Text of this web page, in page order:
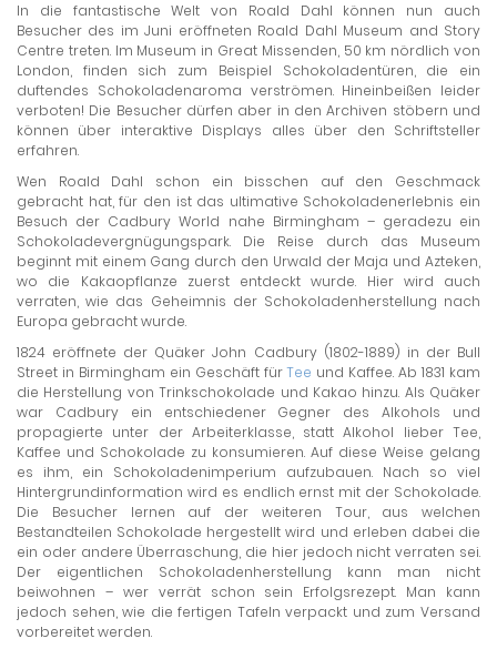
In die fantastische Welt von Roald Dahl können nun auch
Besucher des im Juni eröffneten Roald Dahl Museum and Story
Centre treten. Im Museum in Great Missenden, 50 km nördlich von
London, finden sich zum Beispiel Schokoladentüren, die ein
duftendes Schokoladenaroma verströmen. Hineinbeißen leider
verboten! Die Besucher dürfen aber in den Archiven stöbern und
können über interaktive Displays alles über den Schriftsteller
erfahren.
Wen Roald Dahl schon ein bisschen auf den Geschmack
gebracht hat, für den ist das ultimative Schokoladenerlebnis ein
Besuch der Cadbury World nahe Birmingham – geradezu ein
Schokoladevergnügungspark. Die Reise durch das Museum
beginnt mit einem Gang durch den Urwald der Maja und Azteken,
wo die Kakaopflanze zuerst entdeckt wurde. Hier wird auch
verraten, wie das Geheimnis der Schokoladenherstellung nach
Europa gebracht wurde.
1824 eröffnete der Quäker John Cadbury (1802-1889) in der Bull
Street in Birmingham ein Geschäft fürTee und Kaffee. Ab 1831 kam
die Herstellung von Trinkschokolade und Kakao hinzu. Als Quäker
war Cadbury ein entschiedener Gegner des Alkohols und
propagierte unter der Arbeiterklasse, statt Alkohol lieber Tee,
Kaffee und Schokolade zu konsumieren. Auf diese Weise gelang
es ihm, ein Schokoladenimperium aufzubauen. Nach so viel
Hintergrundinformation wird es endlich ernst mit der Schokolade.
Die Besucher lernen auf der weiteren Tour, aus welchen
Bestandteilen Schokolade hergestellt wird und erleben dabei die
ein oder andere Überraschung, die hier jedoch nicht verraten sei.
Der eigentlichen Schokoladenherstellung kann man nicht
beiwohnen – wer verrät schon sein Erfolgsrezept. Man kann
jedoch sehen, wie die fertigen Tafeln verpackt und zum Versand
vorbereitet werden.